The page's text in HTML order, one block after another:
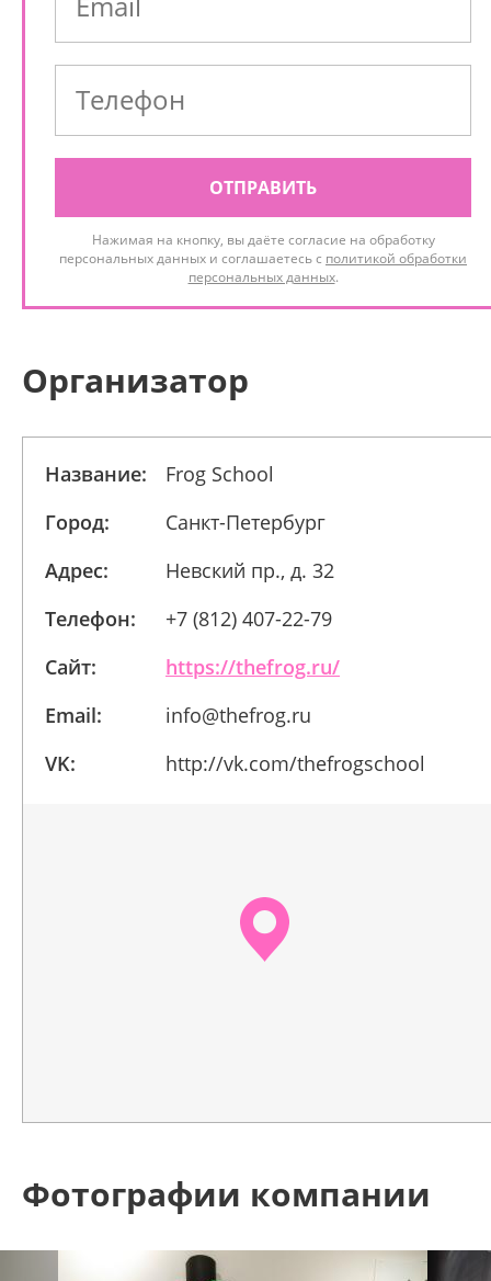
ОТПРАВИТЬ
Нажимая на кнопку, вы даёте согласие на обработку
персональных данных и соглашаетесь с политикой обработки
персональных данных.
Организатор
Название:
Frog School
Город:
Санкт-Петербург
Адрес:
Невский пр., д. 32
Телефон:
+7 (812) 407-22-79
Сайт:
https://thefrog.ru/
Email:
info@thefrog.ru
VK:
http://vk.com/thefrogschool
Фотографии компании